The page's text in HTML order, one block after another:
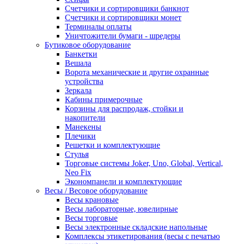
Счетчики и сортировщики банкнот
Счетчики и сортировщики монет
Терминалы оплаты
Уничтожители бумаги - шредеры
Бутиковое оборудование
Банкетки
Вешала
Ворота механические и другие охранные
устройства
Зеркала
Кабины примерочные
Корзины для распродаж, стойки и
накопители
Манекены
Плечики
Решетки и комплектующие
Стулья
Торговые системы Joker, Uno, Global, Vertical,
Neo Fix
Экономпанели и комплектующие
Весы / Весовое оборудование
Весы крановые
Весы лабораторные, ювелирные
Весы торговые
Весы электронные складские напольные
Комплексы этикетирования (весы с печатью